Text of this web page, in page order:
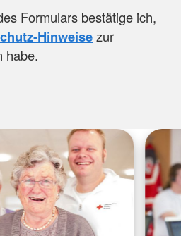
Formulars bestätige ich,
Hinweisezur
habe.